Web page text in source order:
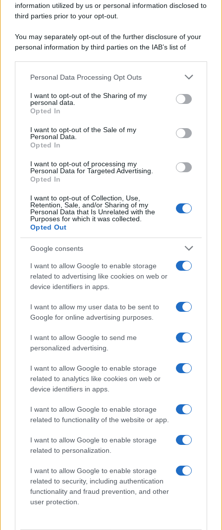
information utilized by us or personal information disclosed to
third parties prior to your opt-out.
You may separately opt-out of the further disclosure of your
personal information by third parties on the IAB’s list of
This information may also be disclosed by us to third parties
disclose it to other third parties.
Please note that this website/app uses one or more Google
services and may gather and store information including but
not limited to your visit or usage behaviour. You may click to
grant or deny consent to Google and its third-party tags to
consent section.
Personal Data Processing Opt Outs
I want to opt-out of the Sharing of my
personal data.
Opted In
I want to opt-out of the Sale of my
Personal Data.
Opted In
I want to opt-out of processing my
Personal Data for Targeted Advertising.
Opted In
I want to opt-out of Collection, Use,
Retention, Sale, and/or Sharing of my
Personal Data that Is Unrelated with the
Purposes for which it was collected.
Opted Out
Google consents
I want to allow Google to enable storage
related to advertising like cookies on web or
device identifiers in apps.
I want to allow my user data to be sent to
Google for online advertising purposes.
I want to allow Google to send me
personalized advertising.
I want to allow Google to enable storage
related to analytics like cookies on web or
device identifiers in apps.
I want to allow Google to enable storage
related to functionality of the website or app.
I want to allow Google to enable storage
related to personalization.
I want to allow Google to enable storage
related to security, including authentication
functionality and fraud prevention, and other
user protection.
CHI SIAMO CONTATTI PUBBLICITÀ LAVORA CON NOI
OTTO CHANNEL